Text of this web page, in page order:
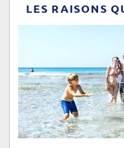
LES RAISONS